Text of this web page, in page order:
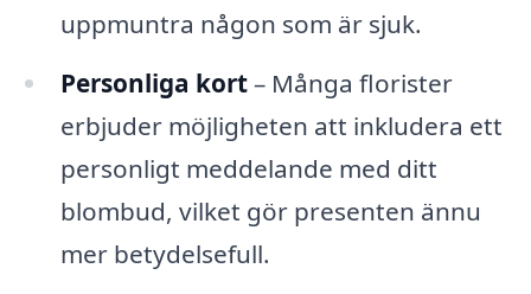
uppmuntra någon som är sjuk.
Personliga kort– Många florister
erbjuder möjligheten att inkludera ett
personligt meddelande med ditt
blombud, vilket gör presenten ännu
mer betydelsefull.